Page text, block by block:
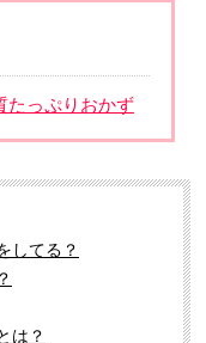
たっぷりおかず
してる？
は？